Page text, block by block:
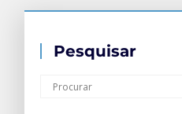
Pesquisar